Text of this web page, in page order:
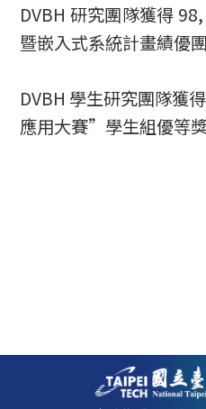
DVBH 研究團隊獲得
暨嵌入式系統計畫績優
DVBH 學生研究團隊獲
應用大賽”學生組優等